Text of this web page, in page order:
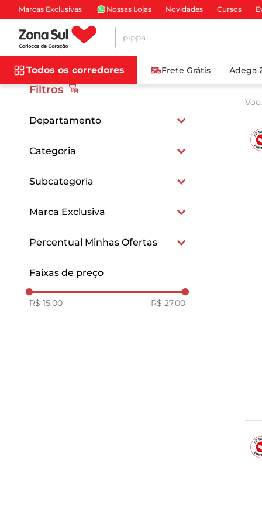
Marcas Exclusivas Nossas Lojas Novidades Cursos
Pesquise aqui
Todos os corredores Frete Grátis Adega
Filtros
Departamento
Categoria
Subcategoria
Marca Exclusiva
Percentual Minhas Ofertas
Faixas de preço
R$ 15,00 R$ 27,00